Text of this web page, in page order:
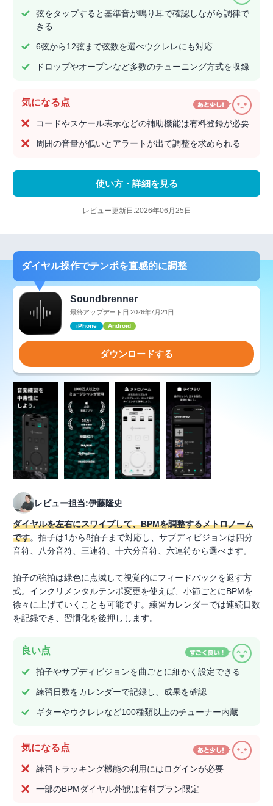
弦をタップすると基準音が鳴り耳で確認しながら調律で
きる
6弦から12弦まで弦数を選べウクレレにも対応
ドロップやオープンなど多数のチューニング方式を収録
気になる点
コードやスケール表示などの補助機能は有料登録が必要
周囲の音量が低いとアラートが出て調整を求められる
使い方・詳細を見る
レビュー更新日:2026年06月25日
ダイヤル操作でテンポを直感的に調整
Soundbrenner
最終アップデート日:2026年7月21日
iPhone Android
ダウンロードする
レビュー担当:伊藤隆史
ダイヤルを左右にスワイプして、BPMを調整するメトロノーム
です。拍子は1から8拍子まで対応し、サブディビジョンは四分
音符、八分音符、三連符、十六分音符、六連符から選べます。
拍子の強拍は緑色に点滅して視覚的にフィードバックを返す方
式。インクリメンタルテンポ変更を使えば、小節ごとにBPMを
徐々に上げていくことも可能です。練習カレンダーでは連続日数
を記録でき、習慣化を後押しします。
良い点
拍子やサブディビジョンを曲ごとに細かく設定できる
練習日数をカレンダーで記録し、成果を確認
ギターやウクレレなど100種類以上のチューナー内蔵
気になる点
練習トラッキング機能の利用にはログインが必要
一部のBPMダイヤル外観は有料プラン限定